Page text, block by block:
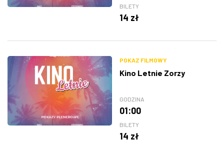
BILETY
14 zł
POKAZ FILMOWY
Kino Letnie Zorzy
GODZINA
01:00
BILETY
14 zł